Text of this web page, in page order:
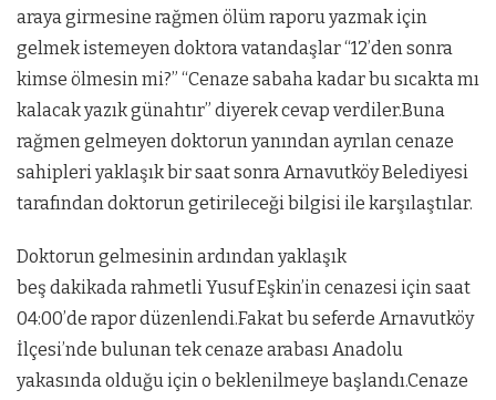
araya girmesine rağmen ölüm raporu yazmak için
gelmek istemeyen doktora vatandaşlar “12’den sonra
kimse ölmesin mi?” “Cenaze sabaha kadar bu sıcakta mı
kalacak yazık günahtır” diyerek cevap verdiler.Buna
rağmen gelmeyen doktorun yanından ayrılan cenaze
sahipleri yaklaşık bir saat sonra Arnavutköy Belediyesi
tarafından doktorun getirileceği bilgisi ile karşılaştılar.
Doktorun gelmesinin ardından yaklaşık
beş dakikada rahmetli Yusuf Eşkin’in cenazesi için saat
04:00’de rapor düzenlendi.Fakat bu seferde Arnavutköy
İlçesi’nde bulunan tek cenaze arabası Anadolu
yakasında olduğu için o beklenilmeye başlandı.Cenaze